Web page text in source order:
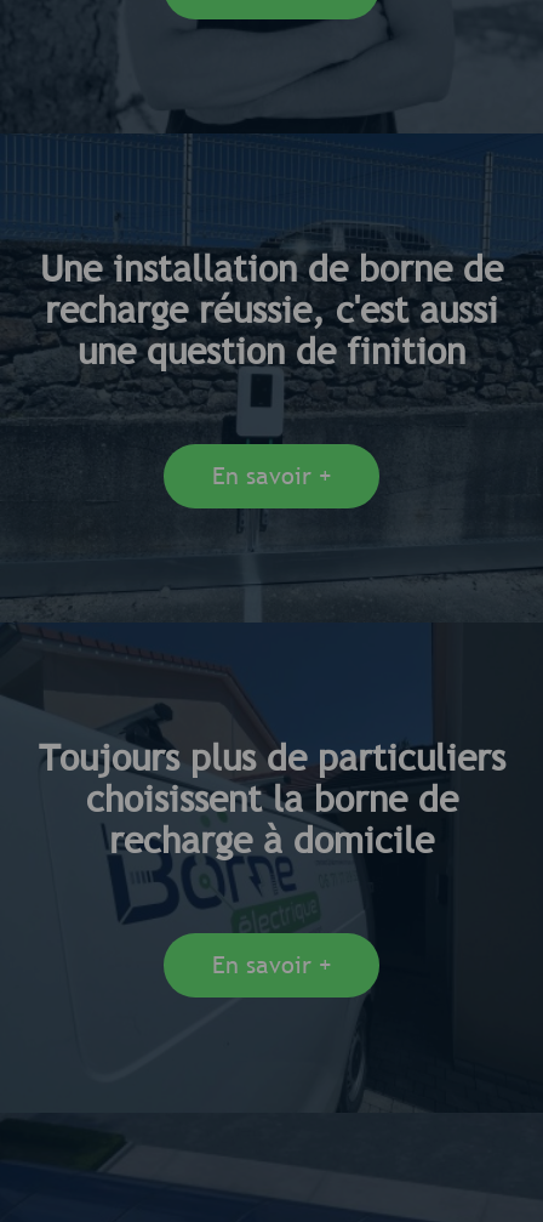
Une installation de borne de
recharge réussie, c'est aussi
une question de finition
En savoir +
Toujours plus de particuliers
choisissent la borne de
recharge à domicile
En savoir +